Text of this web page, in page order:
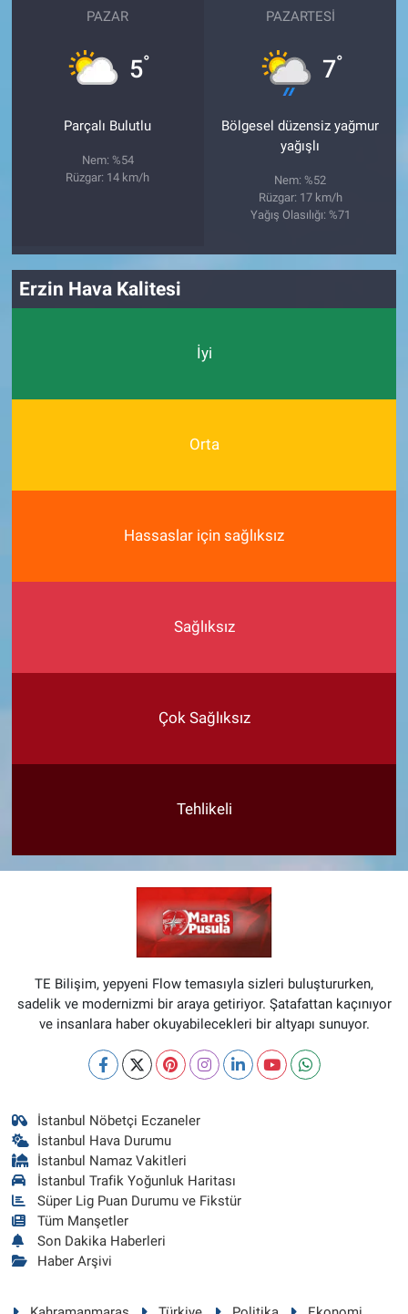
PAZAR
5°
Parçalı Bulutlu
Nem: %54
Rüzgar: 14 km/h
PAZARTESI
7°
Bölgesel düzensiz yağmur
yağışlı
Nem: %52
Rüzgar: 17 km/h
Yağış Olasılığı: %71
Erzin Hava Kalitesi
İyi
Orta
Hassaslar için sağlıksız
Sağlıksız
Çok Sağlıksız
Tehlikeli
TE Bilişim, yepyeni Flow temasıyla sizleri buluştururken,
sadelik ve modernizmi bir araya getiriyor. Şatafattan kaçınıyor
ve insanlara haber okuyabilecekleri bir altyapı sunuyor.
İstanbul Nöbetçi Eczaneler
İstanbul Hava Durumu
İstanbul Namaz Vakitleri
İstanbul Trafik Yoğunluk Haritası
Süper Lig Puan Durumu ve Fikstür
Tüm Manşetler
Son Dakika Haberleri
Haber Arşivi